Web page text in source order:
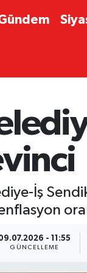
İş
- 11:55
GÜNCELLEME